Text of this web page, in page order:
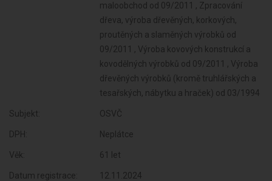
maloobchod od 09/2011 , Zpracování
dřeva, výroba dřevěných, korkových,
proutěných a slaměných výrobků od
09/2011 , Výroba kovových konstrukcí a
kovodělných výrobků od 09/2011 , Výroba
dřevěných výrobků (kromě truhlářských a
tesařských, nábytku a hraček) od 03/1994
Subjekt: OSVČ
DPH: Neplátce
Věk: 61 let
Datum registrace: 12.11.2024